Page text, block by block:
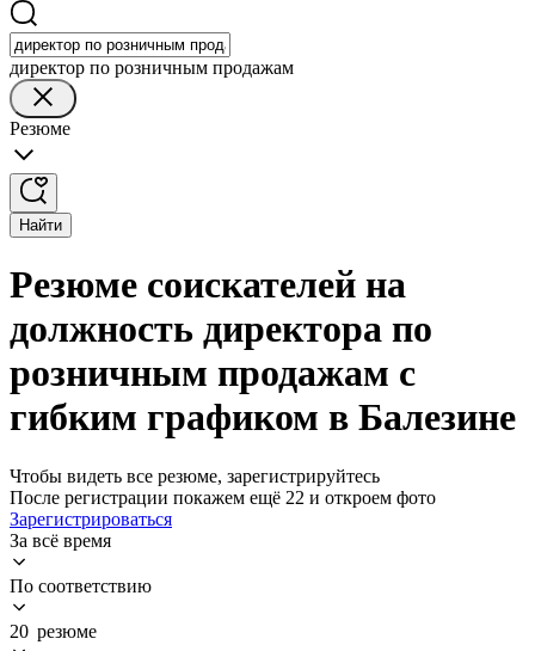
директор по розничным продажам
Резюме
Найти
Резюме соискателей на
должность директора по
розничным продажам с
гибким графиком в Балезине
Чтобы видеть все резюме, зарегистрируйтесь
После регистрации покажем ещё 22 и откроем фото
Зарегистрироваться
За всё время
По соответствию
20 резюме